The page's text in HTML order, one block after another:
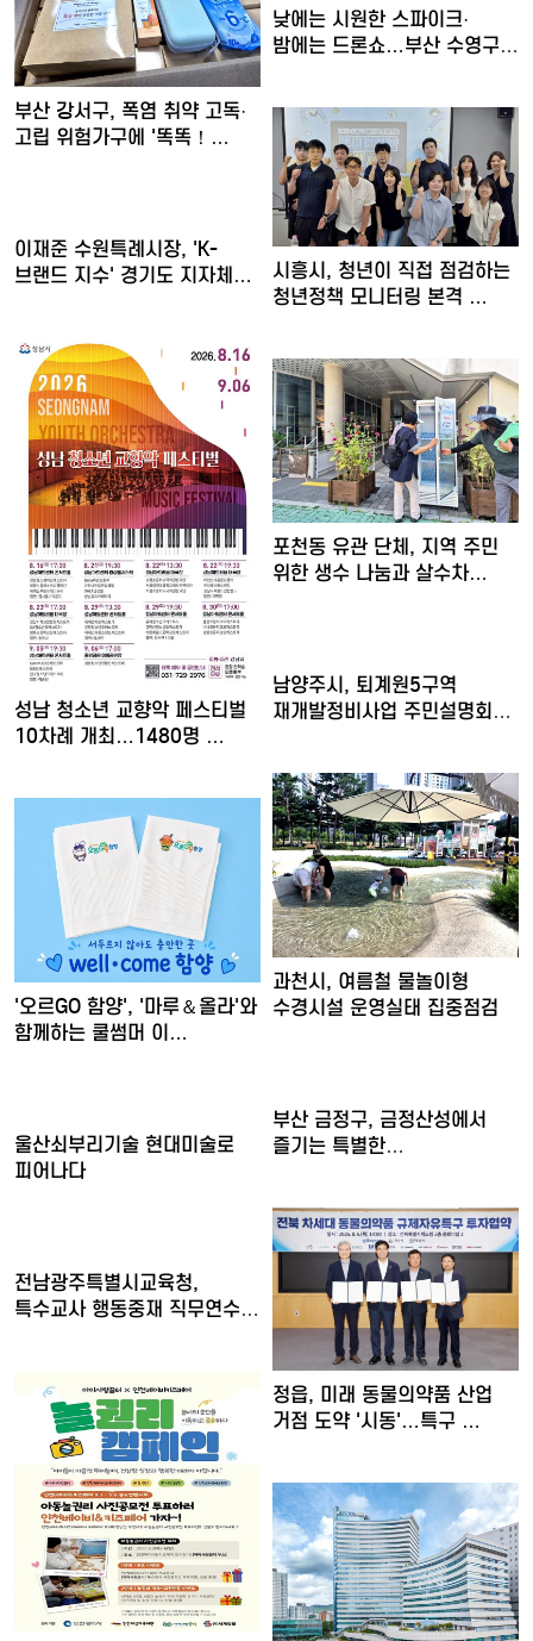
낮에는 시원한 스파이크·
밤에는 드론쇼…부산 수영구,
부산 강서구, 폭염 취약 고독·
고립 위험가구에 '똑똑！…
시흥시, 청년이 직접 점검하는
청년정책 모니터링 본격 …
이재준 수원특례시장, 'K-
브랜드 지수' 경기도 지자체…
성남 청소년 교향악 페스티벌
10차례 개최…1480명 …
포천동 유관 단체, 지역 주민
위한 생수 나눔과 살수차…
남양주시, 퇴계원5구역
재개발정비사업 주민설명회
과천시, 여름철 물놀이형
수경시설 운영실태 집중점검
'오르GO 함양', '마루＆올라'와
함께하는 쿨썸머 이…
부산 금정구, 금정산성에서
즐기는 특별한
울산쇠부리기술 현대미술로
피어나다
정읍, 미래 동물의약품 산업
거점 도약 '시동'…특구 …
전남광주특별시교육청,
특수교사 행동중재 직무연수